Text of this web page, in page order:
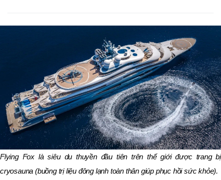
Flying Fox là siêu du thuyền đầu tiên trên thế giới được trang bị
cryosauna (buồng trị liệu đông lạnh toàn thân giúp phục hồi sức khỏe).